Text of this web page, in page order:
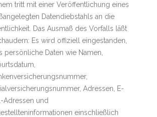
tritt mit einer Veröffentlichung eines
Datendiebstahls an die
Das Ausmaß des Vorfalls läßt
Es wird offiziell eingestanden,
persönliche Daten wie Namen,
Adressen, E-
Adressen und
einschließlich